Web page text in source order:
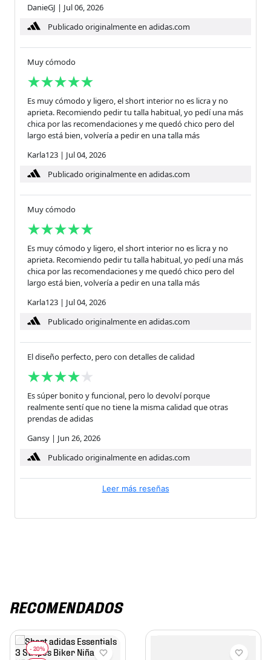
DanieGJ | Jul 06, 2026
Publicado originalmente en adidas.com
Muy cómodo
Es muy cómodo y ligero, el short interior no es licra y no
aprieta. Recomiendo pedir tu talla habitual, yo pedí una más
chica por las recomendaciones y me quedó chico pero del
largo está bien, volvería a pedir en una talla más
Karla123 | Jul 04, 2026
Publicado originalmente en adidas.com
Muy cómodo
Es muy cómodo y ligero, el short interior no es licra y no
aprieta. Recomiendo pedir tu talla habitual, yo pedí una más
chica por las recomendaciones y me quedó chico pero del
largo está bien, volvería a pedir en una talla más
Karla123 | Jul 04, 2026
Publicado originalmente en adidas.com
El diseño perfecto, pero con detalles de calidad
Es súper bonito y funcional, pero lo devolví porque
realmente sentí que no tiene la misma calidad que otras
prendas de adidas
Gansy | Jun 26, 2026
Publicado originalmente en adidas.com
Leer más reseñas
RECOMENDADOS